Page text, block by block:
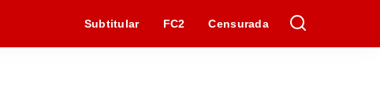
Subtitular FC2 Censurada